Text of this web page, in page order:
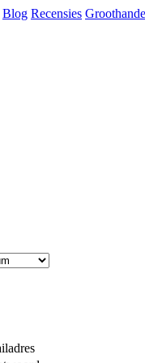
Blog Recensies